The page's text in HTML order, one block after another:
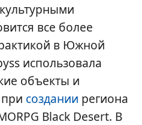
все более
в Южной
использовала
объекты и
создании региона
Black Desert. В